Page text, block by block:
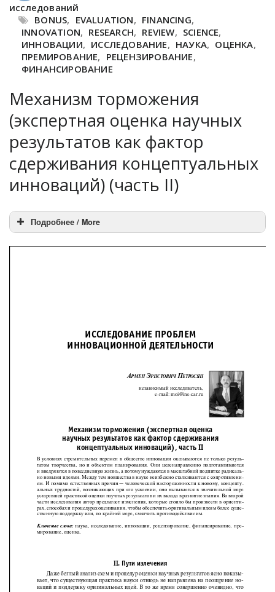
исследований
BONUS, EVALUATION, FINANCING,
INNOVATION, RESEARCH, REVIEW, SCIENCE,
ИННОВАЦИИ, ИССЛЕДОВАНИЕ, НАУКА, ОЦЕНКА,
ПРЕМИРОВАНИЕ, РЕЦЕНЗИРОВАНИЕ,
ФИНАНСИРОВАНИЕ
Механизм торможения
(экспертная оценка научных
результатов как фактор
сдерживания концептуальных
инноваций) (часть II)
Подробнее / More